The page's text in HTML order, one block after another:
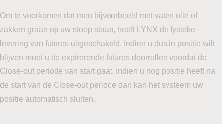
Om te voorkomen dat men bijvoorbeeld met vaten olie of
zakken graan op uw stoep staan, heeft LYNX de fysieke
levering van futures uitgeschakeld. Indien u dus in positie wilt
blijven moet u de expirerende futures doorrollen voordat de
Close-out periode van start gaat. Indien u nog positie heeft na
de start van de Close-out periode dan kan het systeem uw
positie automatisch sluiten.